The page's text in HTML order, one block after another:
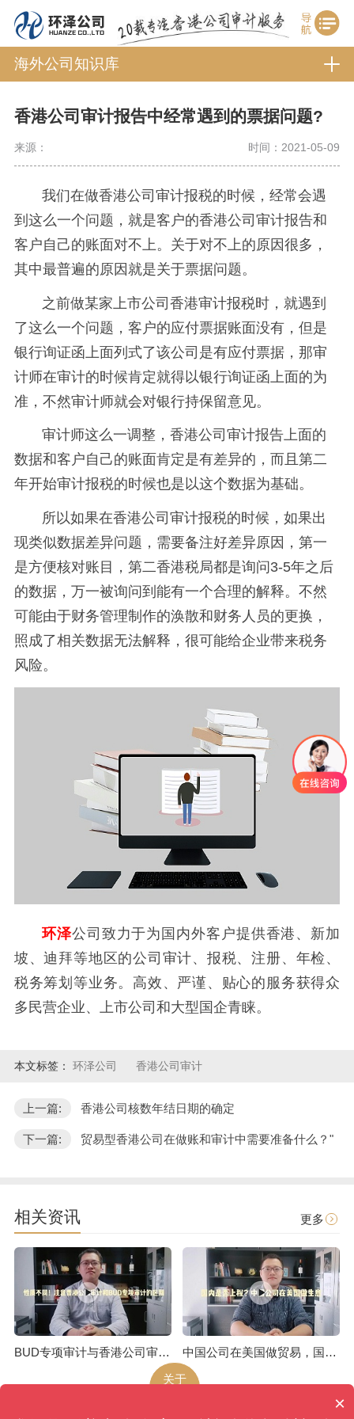
海外公司知识库
香港公司审计报告中经常遇到的票据问题?
来源： 时间：2021-05-09
我们在做香港公司审计报税的时候，经常会遇
到这么一个问题，就是客户的香港公司审计报告和
客户自己的账面对不上。关于对不上的原因很多，
其中最普遍的原因就是关于票据问题。
之前做某家上市公司香港审计报税时，就遇到
了这么一个问题，客户的应付票据账面没有，但是
银行询证函上面列式了该公司是有应付票据，那审
计师在审计的时候肯定就得以银行询证函上面的为
准，不然审计师就会对银行持保留意见。
审计师这么一调整，香港公司审计报告上面的
数据和客户自己的账面肯定是有差异的，而且第二
年开始审计报税的时候也是以这个数据为基础。
所以如果在香港公司审计报税的时候，如果出
现类似数据差异问题，需要备注好差异原因，第一
是方便核对账目，第二香港税局都是询问3-5年之后
的数据，万一被询问到能有一个合理的解释。不然
可能由于财务管理制作的涣散和财务人员的更换，
照成了相关数据无法解释，很可能给企业带来税务
风险。
环泽公司致力于为国内外客户提供香港、新加
坡、迪拜等地区的公司审计、报税、注册、年检、
税务筹划等业务。高效、严谨、贴心的服务获得众
多民营企业、上市公司和大型国企青睐。
本文标签： 环泽公司 香港公司审计
上一篇: 香港公司核数年结日期的确定
下一篇: 贸易型香港公司在做账和审计中需要准备什么？"
相关资讯 更多
BUD专项审计与香港公司审计是不一样的
中国公司在美国做贸易，国内是否上税呢
关于
×